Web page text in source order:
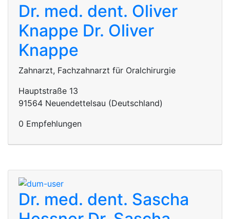
Dr. med. dent. Oliver
Knappe Dr. Oliver
Knappe
Zahnarzt, Fachzahnarzt für Oralchirurgie
Hauptstraße 13
91564 Neuendettelsau (Deutschland)
0 Empfehlungen
Dr. med. dent. Sascha